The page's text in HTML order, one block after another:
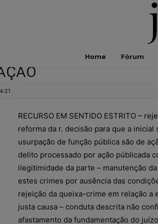
Home Fórum
RECURSO EM SENTIDO ESTRITO –
reforma da r. decisão para que a
usurpação de função pública são de
delito processado por ação públicada
ilegitimidade da parte – manutenção
estes crimes por ausência das
rejeição da queixa-crime em relação a
justa causa – conduta descrita não
afastamento da fundamentação do